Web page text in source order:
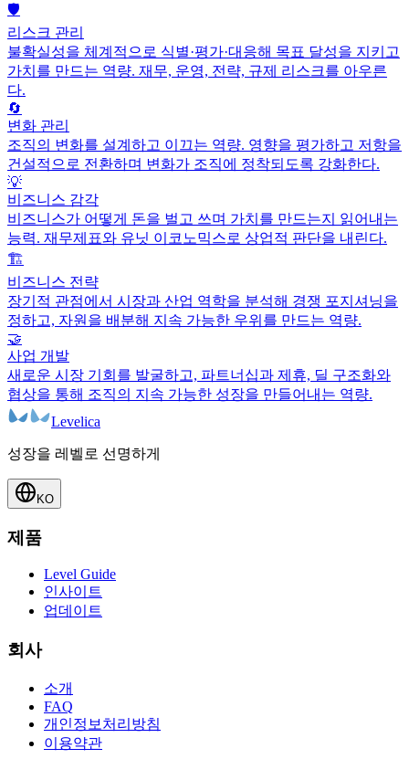
🛡️
리스크 관리
불확실성을 체계적으로 식별·평가·대응해 목표 달성을 지키고
가치를 만드는 역량. 재무, 운영, 전략, 규제 리스크를 아우른
다.
🔄
변화 관리
조직의 변화를 설계하고 이끄는 역량. 영향을 평가하고 저항을
건설적으로 전환하며 변화가 조직에 정착되도록 강화한다.
💡
비즈니스 감각
비즈니스가 어떻게 돈을 벌고 쓰며 가치를 만드는지 읽어내는
능력. 재무제표와 유닛 이코노믹스로 상업적 판단을 내린다.
🏗️
비즈니스 전략
장기적 관점에서 시장과 산업 역학을 분석해 경쟁 포지셔닝을
정하고, 자원을 배분해 지속 가능한 우위를 만드는 역량.
🤝
사업 개발
새로운 시장 기회를 발굴하고, 파트너십과 제휴, 딜 구조화와
협상을 통해 조직의 지속 가능한 성장을 만들어내는 역량.
Levelica
성장을 레벨로 선명하게
KO
제품
Level Guide
인사이트
업데이트
회사
소개
FAQ
개인정보처리방침
이용약관